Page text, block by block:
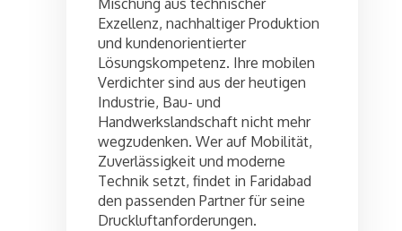
Mischung aus technischer
Exzellenz, nachhaltiger Produktion
und kundenorientierter
Lösungskompetenz. Ihre mobilen
Verdichter sind aus der heutigen
Industrie, Bau- und
Handwerkslandschaft nicht mehr
wegzudenken. Wer auf Mobilität,
Zuverlässigkeit und moderne
Technik setzt, findet in Faridabad
den passenden Partner für seine
Druckluftanforderungen.